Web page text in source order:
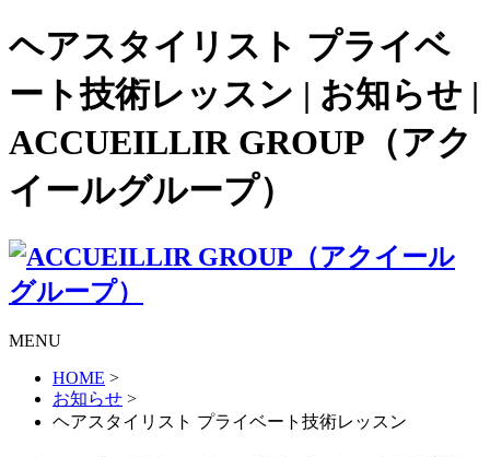
ヘアスタイリスト プライベ
ート技術レッスン | お知らせ |
ACCUEILLIR GROUP（アク
イールグループ）
MENU
HOME >
お知らせ >
ヘアスタイリスト プライベート技術レッスン